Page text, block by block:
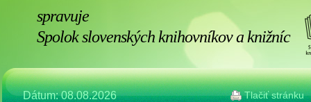
spravuje
Spolok slovenských knihovníkov a knižníc
Dátum: 08.08.2026 Tlačiť stránku